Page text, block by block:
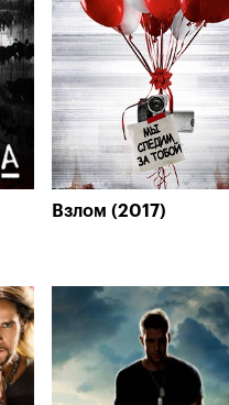
Взлом (2017)